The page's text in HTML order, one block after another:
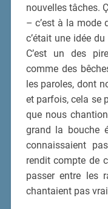
nouvelles tâches.
– c’est à la mode
c’était une idée
C’est un des
comme des
les paroles, dont
et parfois, cela se
que nous
grand la bouche
connaissaient
rendit compte de
passer entre les
chantaient pas